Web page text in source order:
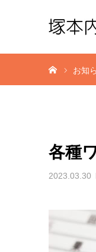
お知
各種
2023.03.30